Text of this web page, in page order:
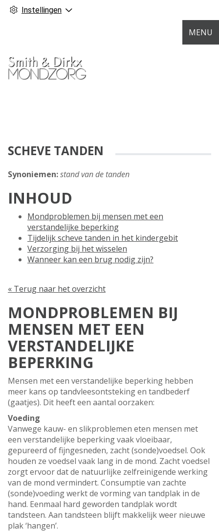
Instellingen
MENU
SCHEVE TANDEN
Synoniemen:stand van de tanden
INHOUD
Mondproblemen bij mensen met een
verstandelijke beperking
Tijdelijk scheve tanden in het kindergebit
Verzorging bij het wisselen
Wanneer kan een brug nodig zijn?
« Terug naar het overzicht
MONDPROBLEMEN BIJ
MENSEN MET EEN
VERSTANDELIJKE
BEPERKING
Mensen met een verstandelijke beperking hebben
meer kans op tandvleesontsteking en tandbederf
(gaatjes). Dit heeft een aantal oorzaken:
Voeding
Vanwege kauw- en slikproblemen eten mensen met
een verstandelijke beperking vaak vloeibaar,
gepureerd of fijngesneden, zacht (sonde)voedsel. Ook
houden ze voedsel vaak lang in de mond. Zacht voedsel
zorgt ervoor dat de natuurlijke zelfreinigende werking
van de mond vermindert. Consumptie van zachte
(sonde)voeding werkt de vorming van tandplak in de
hand. Eenmaal hard geworden tandplak wordt
tandsteen. Aan tandsteen blijft makkelijk weer nieuwe
plak ‘hangen’.